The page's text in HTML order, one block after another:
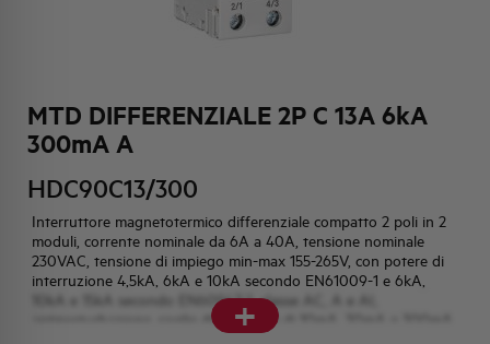
MTD DIFFERENZIALE 2P C 13A 6kA
300mA A
HDC90C13/300
Interruttore magnetotermico differenziale compatto 2 poli in 2
moduli, corrente nominale da 6A a 40A, tensione nominale
230VAC, tensione di impiego min-max 155-265V, con potere di
interruzione 4,5kA, 6kA e 10kA secondo EN61009-1 e 6kA,
10kA e 15kA secondo EN60947-2, classe AC, A e AI,
antiperturbazione, soglie differenziali di 10mA, 30mA e 300mA.
+